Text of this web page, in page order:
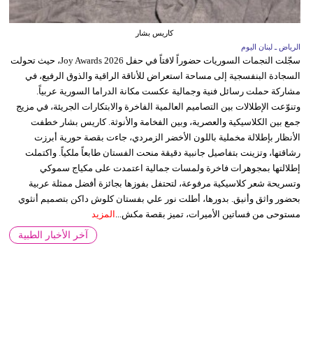
كاريس بشار
الرياض ـ لبنان اليوم
سجّلت النجمات السوريات حضوراً لافتاً في حفل Joy Awards 2026، حيث تحولت
السجادة البنفسجية إلى مساحة استعراض للأناقة الراقية والذوق الرفيع، في
مشاركة حملت رسائل فنية وجمالية عكست مكانة الدراما السورية عربياً.
وتنوّعت الإطلالات بين التصاميم العالمية الفاخرة والابتكارات الجريئة، في مزيج
جمع بين الكلاسيكية والعصرية، وبين الفخامة والأنوثة. كاريس بشار خطفت
الأنظار بإطلالة مخملية باللون الأخضر الزمردي، جاءت بقصة حورية أبرزت
رشاقتها، وتزينت بتفاصيل جانبية دقيقة منحت الفستان طابعاً ملكياً. واكتملت
إطلالتها بمجوهرات فاخرة ولمسات جمالية اعتمدت على مكياج سموكي
وتسريحة شعر كلاسيكية مرفوعة، لتحتفل بفوزها بجائزة أفضل ممثلة عربية
بحضور واثق وأنيق. بدورها، أطلت نور علي بفستان كلوش داكن بتصميم أنثوي
مستوحى من فساتين الأميرات، تميز بقصة مكش... المزيد
آخر الأخبار الطبية